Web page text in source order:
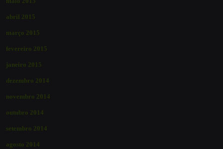
abril 2015
março 2015
fevereiro 2015
janeiro 2015
dezembro 2014
novembro 2014
outubro 2014
setembro 2014
agosto 2014